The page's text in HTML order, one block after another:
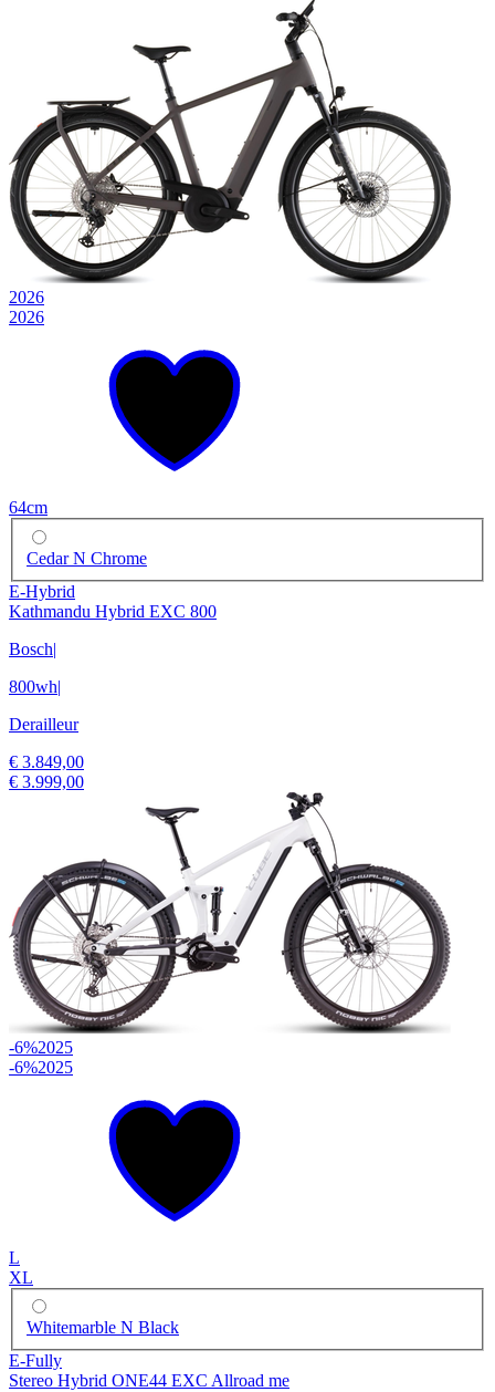
2026
2026
64cm
Cedar N Chrome
E-Hybrid
Kathmandu Hybrid EXC 800
Bosch|
800wh|
Derailleur
€ 3.849,00
€ 3.999,00
-6%2025
-6%2025
L
XL
Whitemarble N Black
E-Fully
Stereo Hybrid ONE44 EXC Allroad me